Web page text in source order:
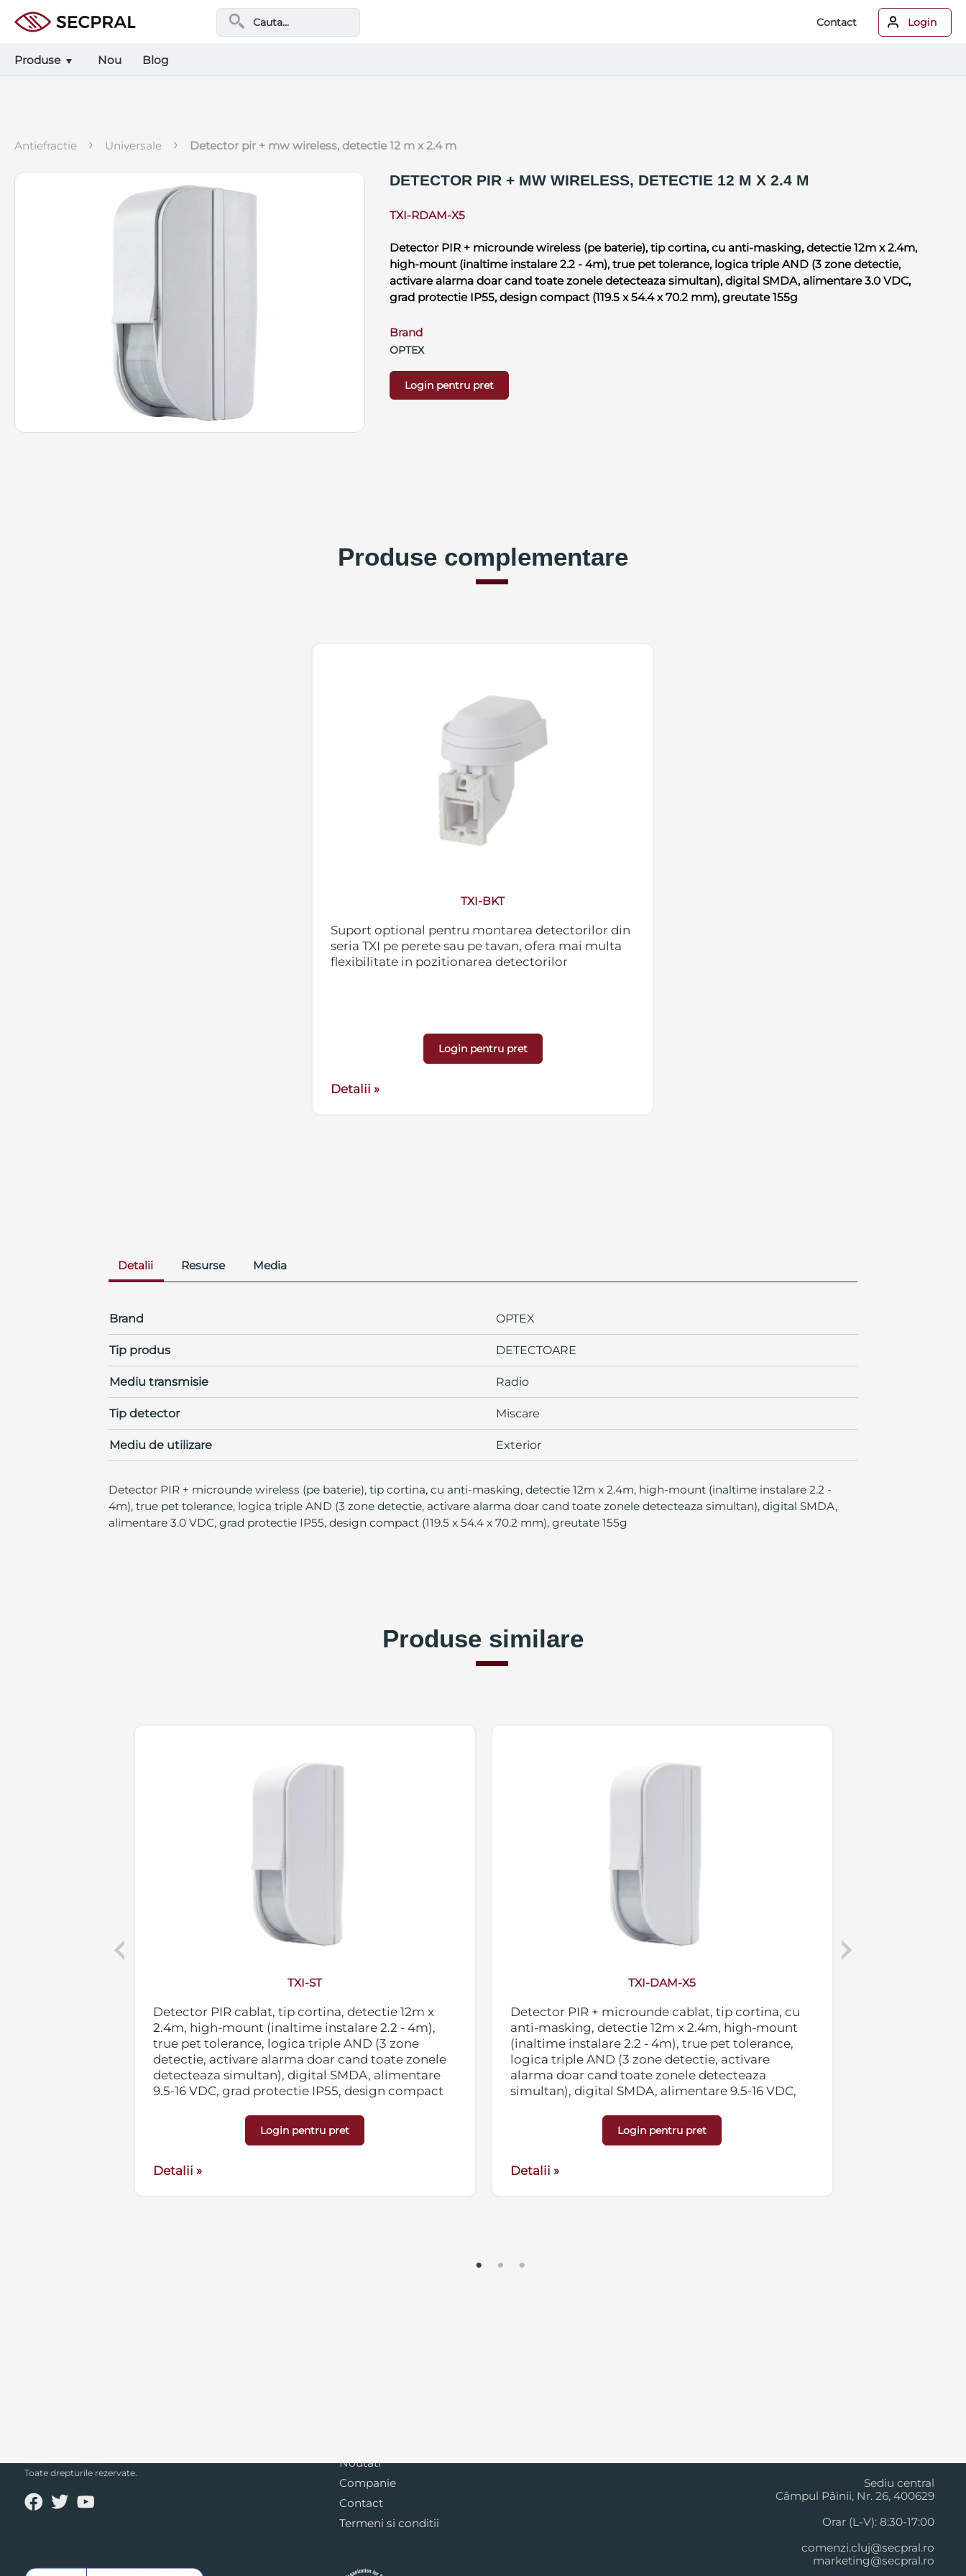
Contact Login
Produse Nou Blog
antiefractie › universale › detector pir + mw wireless, detectie 12 m x 2.4 m
DETECTOR PIR + MW WIRELESS, DETECTIE 12 M X 2.4 M
TXI-RDAM-X5
Detector PIR + microunde wireless (pe baterie), tip cortina, cu anti-masking, detectie 12m x 2.4m,
high-mount (inaltime instalare 2.2 - 4m), true pet tolerance, logica triple AND (3 zone detectie,
activare alarma doar cand toate zonele detecteaza simultan), digital SMDA, alimentare 3.0 VDC,
grad protectie IP55, design compact (119.5 x 54.4 x 70.2 mm), greutate 155g
Brand
OPTEX
Login pentru pret
Produse complementare
TXI-BKT
Suport optional pentru montarea detectorilor din
seria TXI pe perete sau pe tavan, ofera mai multa
flexibilitate in pozitionarea detectorilor
Login pentru pret
Detalii »
Detalii Resurse Media
Brand OPTEX
Tip produs DETECTOARE
Mediu transmisie Radio
Tip detector Miscare
Mediu de utilizare Exterior
Detector PIR + microunde wireless (pe baterie), tip cortina, cu anti-masking, detectie 12m x 2.4m, high-mount (inaltime instalare 2.2 -
4m), true pet tolerance, logica triple AND (3 zone detectie, activare alarma doar cand toate zonele detecteaza simultan), digital SMDA,
alimentare 3.0 VDC, grad protectie IP55, design compact (119.5 x 54.4 x 70.2 mm), greutate 155g
Produse similare
Previous
TXI-ST
Detector PIR cablat, tip cortina, detectie 12m x
2.4m, high-mount (inaltime instalare 2.2 - 4m),
true pet tolerance, logica triple AND (3 zone
detectie, activare alarma doar cand toate zonele
detecteaza simultan), digital SMDA, alimentare
9.5-16 VDC, grad protectie IP55, design compact
Login pentru pret
Detalii »
TXI-DAM-X5
Detector PIR + microunde cablat, tip cortina, cu
anti-masking, detectie 12m x 2.4m, high-mount
(inaltime instalare 2.2 - 4m), true pet tolerance,
logica triple AND (3 zone detectie, activare
alarma doar cand toate zonele detecteaza
simultan), digital SMDA, alimentare 9.5-16 VDC,
54.5 mm), greutate 142g
Login pentru pret
Detalii »
Next
Toate drepturile rezervate.
Noutati
Companie
Contact
Termeni si conditii
Sediu central
Câmpul Pâinii, Nr. 26, 400629
Orar (L-V): 8:30-17:00
comenzi.cluj@secpral.ro
marketing@secpral.ro